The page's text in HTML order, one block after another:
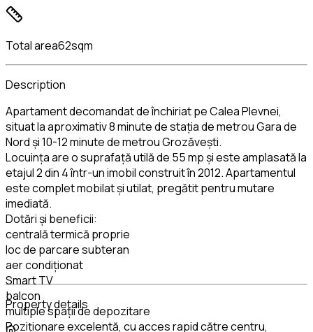
Total area62sqm
Description
Apartament decomandat de închiriat pe Calea Plevnei,
situat la aproximativ 8 minute de stația de metrou Gara de
Nord și 10-12 minute de metrou Grozăvești.
Locuința are o suprafață utilă de 55 mp și este amplasată la
etajul 2 din 4 într-un imobil construit în 2012. Apartamentul
este complet mobilat și utilat, pregătit pentru mutare
imediată.
Dotări și beneficii:
centrală termică proprie
loc de parcare subteran
aer condiționat
Smart TV
balcon
multiple spații de depozitare
Poziționare excelentă, cu acces rapid către centru,
Property details